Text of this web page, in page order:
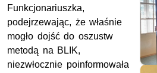
Funkcjonariuszka,
podejrzewając, że właśnie
mogło dojść do oszustw
metodą na BLIK,
niezwłocznie poinformowała